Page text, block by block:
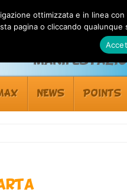
NEWS POINTS
ottimizzata e in linea
pagina o cliccando